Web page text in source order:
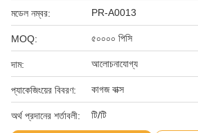
মডেল নম্বর: PR-A0013
MOQ: ৫০০০০ পিসি
দাম: আলোচনাযোগ্য
প্যাকেজিংয়ের বিবরণ: কাগজ বাক্স
অর্থ প্রদানের শর্তাবলী: টি/টি